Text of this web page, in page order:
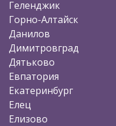
Геленджик
Горно-Алтайск
Данилов
Димитровград
Дятьково
Евпатория
Екатеринбург
Елец
Елизово